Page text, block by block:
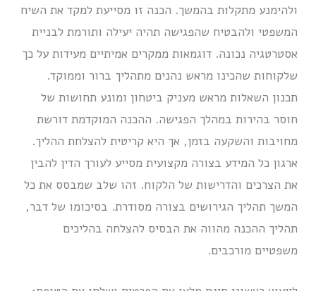
ולהימנע מתקלות בהמשך. הכנה זו מסייעת למקד את השיח
המשפטי ולהבטיח שהפגישה תהיה יעילה ותורמת לבניית
אסטרטגיה נכונה. דוגמאות ממקרים אמיתיים מעידות על כך
שלקוחות שהכינו מראש נהנים מתהליך ברור וממוקד.
תכנון השאלות מראש מעניק ביטחון ומונע תחושות של
חוסר בהירות במהלך הפגישה. ההכנה המוקדמת דורשת
מחויבות והשקעה בזמן, אך היא קריטית להצלחת ההליך.
ארגון כל המידע בצורה מקצועית מסייע לעורך הדין להבין
את הצרכים והדרישות של הלקוח. זהו שלב שמבסס את כל
המשך תהליך הגירושים בצורה מסודרת. בסיכומו של דבר,
תהליך ההכנה מהווה את הבסיס להצלחה בהליכים
משפטיים מורכבים.